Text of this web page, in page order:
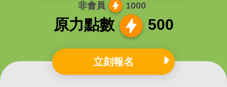
非會員 1000
原力點數 500
立刻報名